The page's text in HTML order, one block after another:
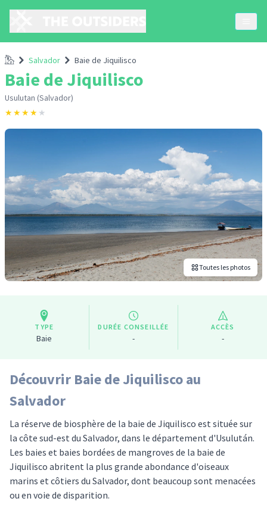
AccueilSalvador Baie de Jiquilisco
Baie de Jiquilisco
Usulutan (Salvador)
★★★★ ★
Toutes les photos
TYPE
Baie
DURÉE CONSEILLÉE
-
ACCÈS
-
Découvrir Baie de Jiquilisco au
Salvador
La réserve de biosphère de la baie de Jiquilisco est située sur
la côte sud-est du Salvador, dans le département d'Usulután.
Les baies et baies bordées de mangroves de la baie de
Jiquilisco abritent la plus grande abondance d'oiseaux
marins et côtiers du Salvador, dont beaucoup sont menacées
ou en voie de disparition.